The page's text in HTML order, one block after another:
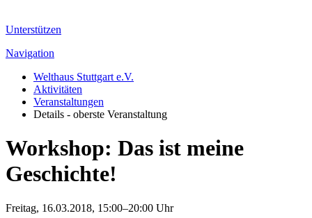
Unterstützen
Navigation
Welthaus Stuttgart e.V.
Aktivitäten
Veranstaltungen
Details - oberste Veranstaltung
Workshop: Das ist meine
Geschichte!
Freitag, 16.03.2018, 15:00–20:00 Uhr